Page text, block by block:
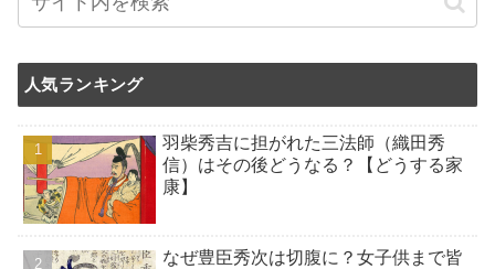
人気ランキング
羽柴秀吉に担がれた三法師（織田秀
信）はその後どうなる？【どうする家
康】
なぜ豊臣秀次は切腹に？女子供まで皆